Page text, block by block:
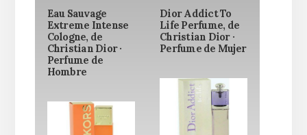
Eau Sauvage
Extreme Intense
Cologne, de
Christian Dior ·
Perfume de
Hombre
Dior Addict To
Life Perfume, de
Christian Dior ·
Perfume de Mujer